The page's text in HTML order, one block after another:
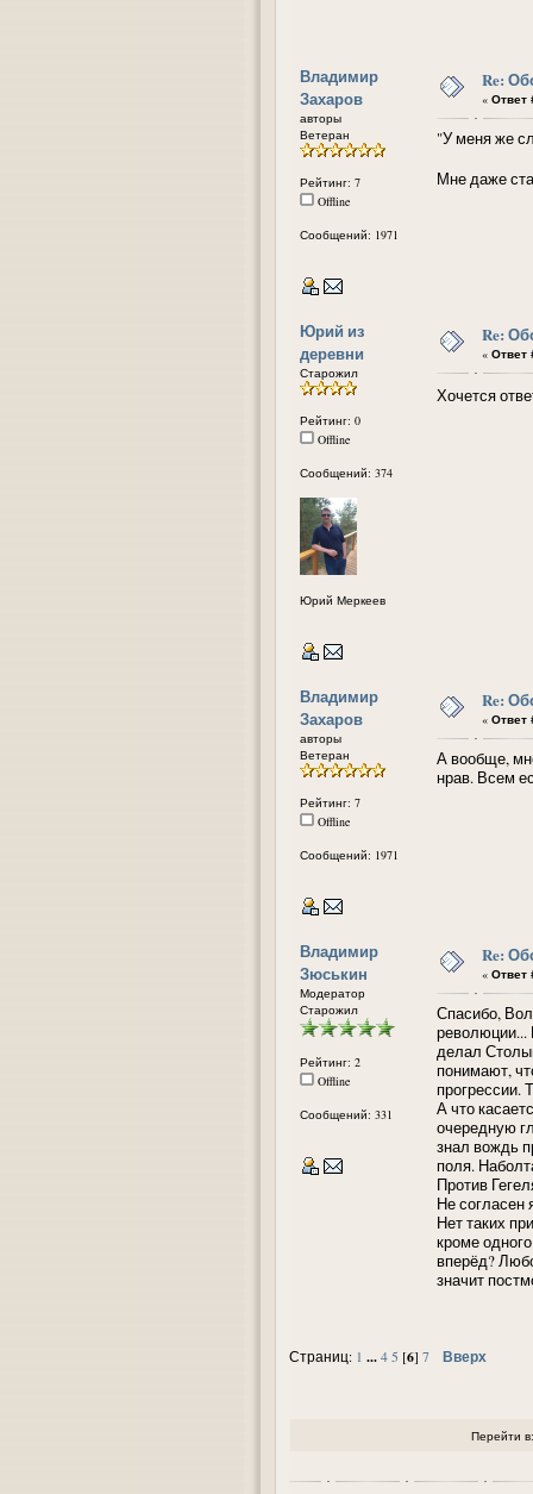
Владимир
Захаров
авторы
Ветеран
Рейтинг: 7
Offline
Сообщений: 1971
Re:
« Ответ
"У меня же
Мне даже
Юрий из
деревни
Старожил
Рейтинг: 0
Offline
Сообщений: 374
Юрий Меркеев
Re:
« Ответ
Хочется
Владимир
Захаров
авторы
Ветеран
Рейтинг: 7
Offline
Сообщений: 1971
Re:
« Ответ
А вообще,
нрав. Всем
Владимир
Зюськин
Модератор
Старожил
Рейтинг: 2
Offline
Сообщений: 331
Re:
« Ответ
Спасибо,
делал
понимают,
А что
очередную
знал вождь
поля.
Против
Не согласен
Нет таких
кроме
вперёд?
значит
Страниц: 1 ... 4 5 [6] 7 Вверх
Перейти в: